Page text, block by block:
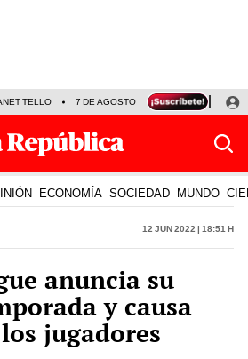
TELLO 7 DE AGOSTO TINKA RESULTADOS
ECONOMÍA SOCIEDAD MUNDO
12 Jun 2022 | 18:51 h
anuncia su
y causa
jugadores